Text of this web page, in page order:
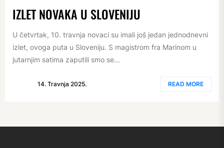
IZLET NOVAKA U SLOVENIJU
U četvrtak, 10. travnja novaci su imali još jedan jednodnevni
izlet, ovoga puta u Sloveniju. S magistrom fra Marinom u
jutarnjim satima zaputili smo se...
14. Travnja 2025. READ MORE